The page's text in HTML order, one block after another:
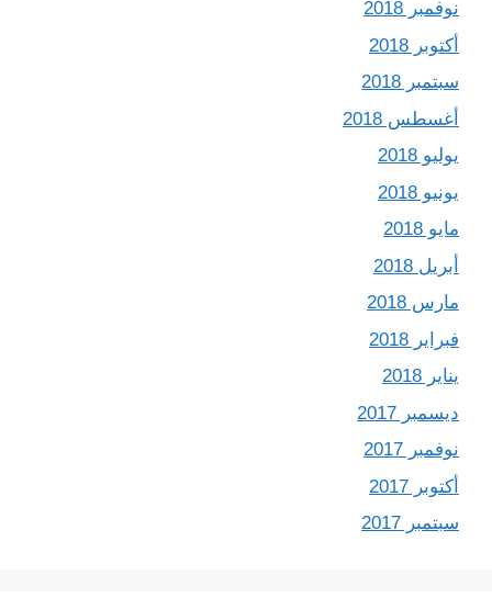
نوفمبر 2018
أكتوبر 2018
سبتمبر 2018
أغسطس 2018
يوليو 2018
يونيو 2018
مايو 2018
أبريل 2018
مارس 2018
فبراير 2018
يناير 2018
ديسمبر 2017
نوفمبر 2017
أكتوبر 2017
سبتمبر 2017